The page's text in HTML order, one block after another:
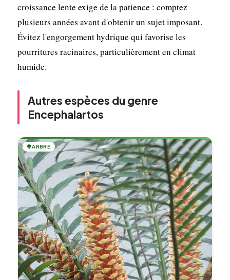
croissance lente exige de la patience : comptez
plusieurs années avant d'obtenir un sujet imposant.
Évitez l'engorgement hydrique qui favorise les
pourritures racinaires, particulièrement en climat
humide.
Autres espèces du genre
Encephalartos
🌳ARBRE